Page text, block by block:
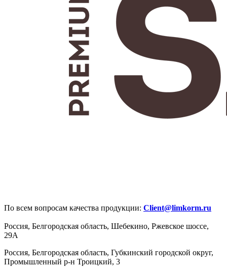
По всем вопросам качества продукции: Client@limkorm.ru
Россия, Белгородская область, Шебекино, Ржевское шоссе,
29А
Россия, Белгородская область, Губкинский городской округ,
Промышленный р-н Троицкий, 3